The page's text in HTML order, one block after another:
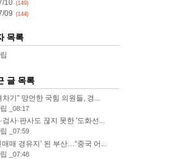
10 (149)
09 (144)
목록
글 목록
차기” 망언한 국힘 의원들, 경...
08:17
검사·판사도 끊지 못한 '도화선...
07:59
매매 경유지’ 된 부산…“중국 어...
07:48